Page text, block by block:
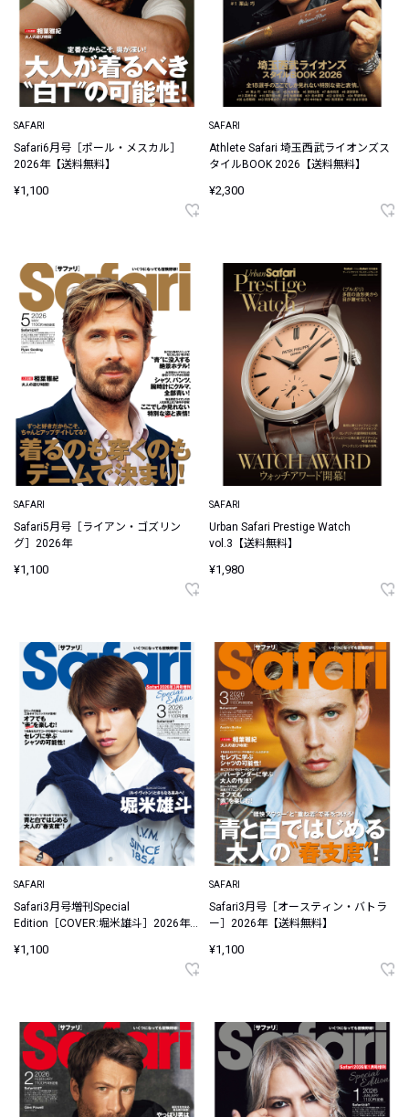
SAFARI
Safari6月号［ポール・メスカル］
2026年【送料無料】
¥1,100
SAFARI
Athlete Safari 埼玉西武ライオンズス
タイルBOOK 2026【送料無料】
¥2,300
SAFARI
Safari5月号［ライアン・ゴズリン
グ］2026年
¥1,100
SAFARI
Urban Safari Prestige Watch
vol.3【送料無料】
¥1,980
SAFARI
Safari3月号増刊Special
Edition［COVER:堀米雄斗］2026年
¥1,100
SAFARI
Safari3月号［オースティン・バトラ
ー］2026年【送料無料】
¥1,100